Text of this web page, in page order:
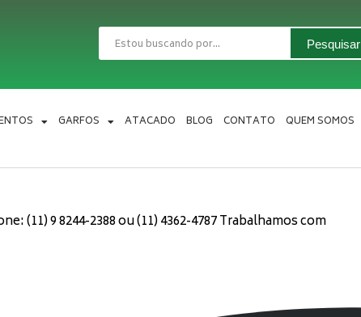
Pesquisar
Pesquisar
GARFOS ATACADO BLOG CONTATO QUEM SOMOS
9 8244-2388 ou (11) 4362-4787 Trabalhamos com